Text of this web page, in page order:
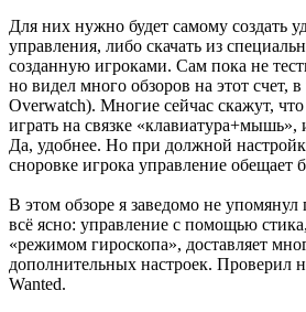
Для них нужно будет самому создать
управления, либо скачать из
созданную игроками. Сам пока не
но видел много обзоров на этот счет,
Overwatch). Многие сейчас скажут,
играть на связке «клавиатура+мышь»,
Да, удобнее. Но при должной
сноровке игрока управление обещает
В этом обзоре я заведомо не
всё ясно: управление с помощью
«режимом гироскопа», доставляет
дополнительных настроек. Проверил
Wanted.